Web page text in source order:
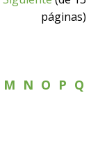
páginas)
M N O P Q